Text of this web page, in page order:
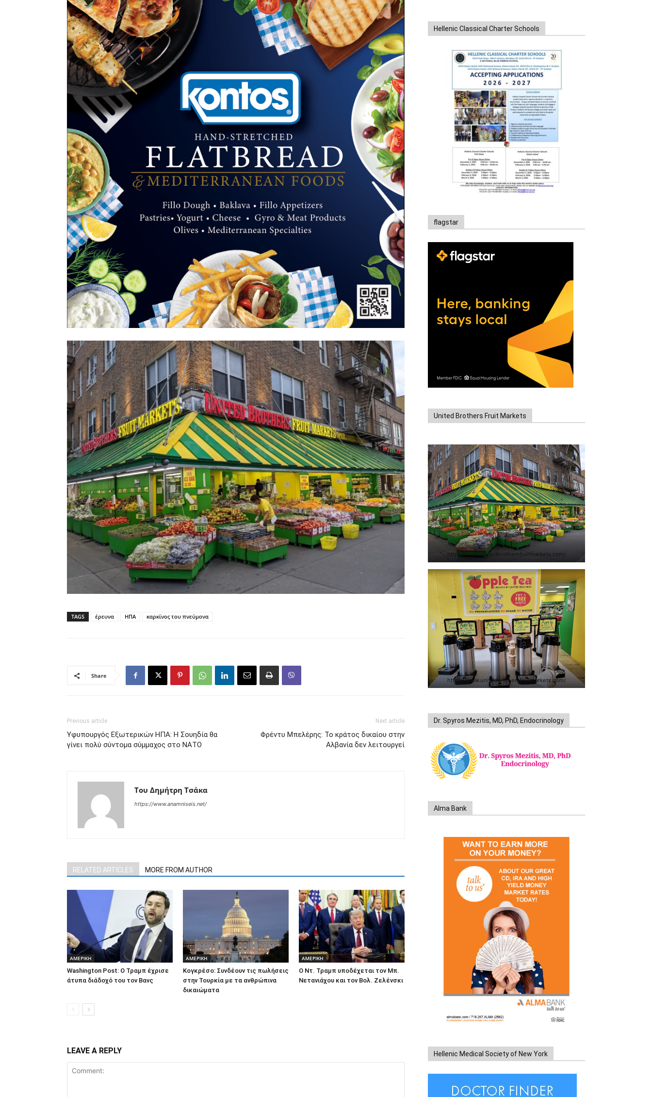
TAGS έρευνα ΗΠΑ καρκίνος του πνεύμονα
Share
Previous article
Υφυπουργός Εξωτερικών ΗΠΑ: Η Σουηδία θα
γίνει πολύ σύντομα σύμμαχος στο ΝΑΤΟ
Next article
Φρέντυ Μπελέρης: Το κράτος δικαίου στην
Αλβανία δεν λειτουργεί
Του Δημήτρη Τσάκα
https://www.anamniseis.net/
RELATED ARTICLES MORE FROM AUTHOR
ΑΜΕΡΙΚΗ
Washington Post: Ο Τραμπ έχρισε
άτυπα διάδοχό του τον Βανς
ΑΜΕΡΙΚΗ
Κογκρέσο: Συνδέουν τις πωλήσεις
στην Τουρκία με τα ανθρώπινα
δικαιώματα
ΑΜΕΡΙΚΗ
Ο Ντ. Τραμπ υποδέχεται τον Μπ.
Νετανιάχου και τον Βολ. Ζελένσκι
LEAVE A REPLY
Hellenic Classical Charter Schools
flagstar
United Brothers Fruit Markets
https://www.unitedbrothersfruitmarkets.com/
https://www.unitedbrothersfruitmarkets.com/
Dr. Spyros Mezitis, MD, PhD, Endocrinology
Alma Bank
Hellenic Medical Society of New York